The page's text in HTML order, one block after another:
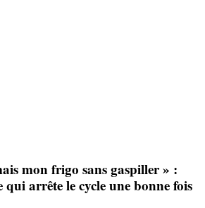
mon frigo sans gaspiller » :
qui arrête le cycle une bonne fois